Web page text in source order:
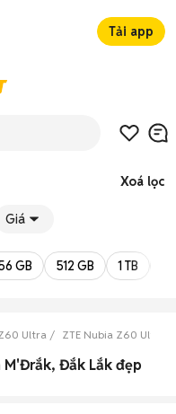
Tải app
Xoá lọc
Giá
GB 512 GB 1 TB
Ultra ZTE Nubia Z60 Ultra
Đắk Lắk đẹp